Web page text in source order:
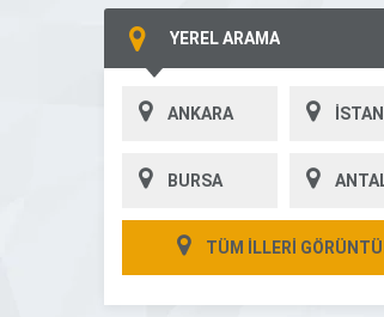
YEREL ARAMA
ANKARA
BURSA
TÜM İLLERİ